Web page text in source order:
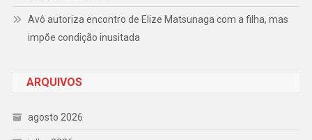
Avô autoriza encontro de Elize Matsunaga com a filha, mas
impõe condição inusitada
ARQUIVOS
agosto 2026